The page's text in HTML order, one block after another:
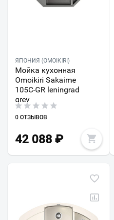
ЯПОНИЯ (OMOIKIRI)
Мойка кухонная
Omoikiri Sakaime
105C-GR leningrad
grey
0 ОТЗЫВОВ
42 088 ₽